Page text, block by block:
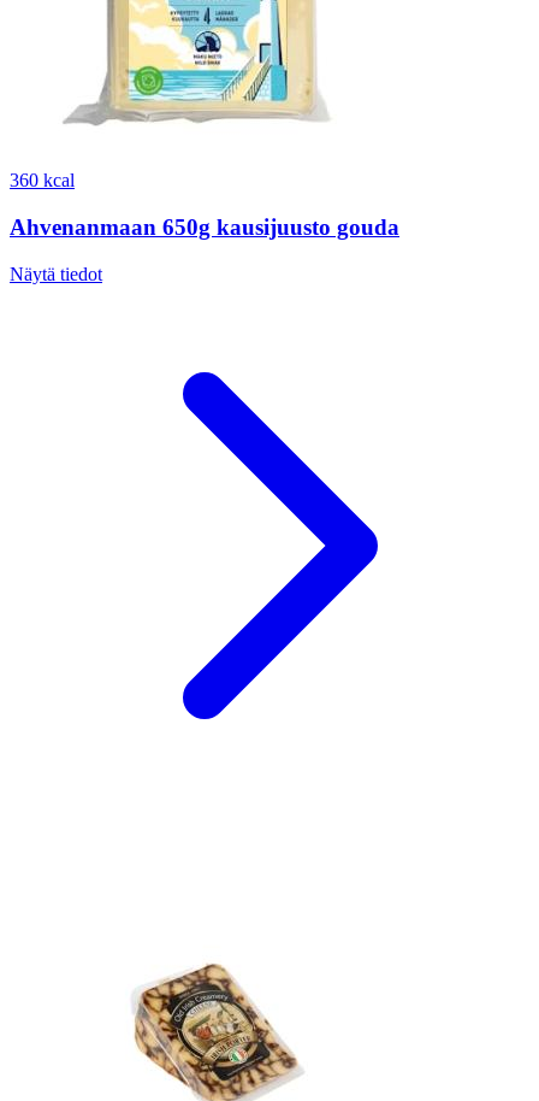
360 kcal
Ahvenanmaan 650g kausijuusto gouda
Näytä tiedot